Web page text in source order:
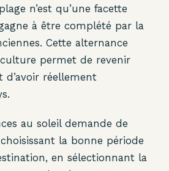
n’est qu’une facette
à être complété par la
Cette alternance
permet de revenir
d’avoir réellement
au soleil demande de
la bonne période
en sélectionnant la